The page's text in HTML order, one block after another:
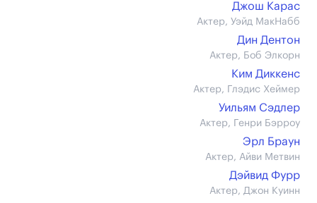
Джош Карас
Актер, Уэйд МакНабб
Дин Дентон
Актер, Боб Элкорн
Ким Диккенс
Актер, Глэдис Хеймер
Уильям Сэдлер
Актер, Генри Бэрроу
Эрл Браун
Актер, Айви Метвин
Дэйвид Фурр
Актер, Джон Куинн